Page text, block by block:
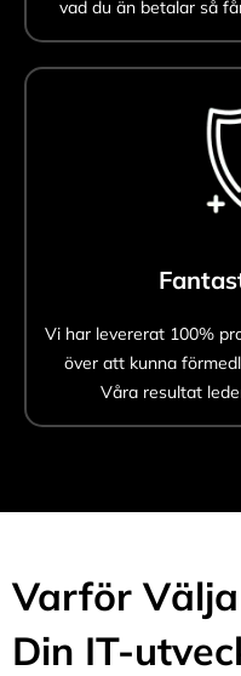
vad du än betalar så
Vi har levererat 100%
över att kunna
Våra resultat
Varför
Din IT-